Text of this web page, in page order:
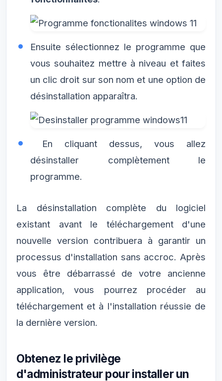
Ensuite sélectionnez le programme que
vous souhaitez mettre à niveau et faites
un clic droit sur son nom et une option de
désinstallation apparaîtra.
En cliquant dessus, vous allez
désinstaller complètement le
programme.
La désinstallation complète du logiciel
existant avant le téléchargement d'une
nouvelle version contribuera à garantir un
processus d'installation sans accroc. Après
vous être débarrassé de votre ancienne
application, vous pourrez procéder au
téléchargement et à l'installation réussie de
la dernière version.
Obtenez le privilège
d'administrateur pour installer un